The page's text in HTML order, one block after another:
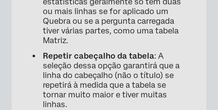
ou mais linhas se for aplicado um
Quebra ou se a pergunta carregada
tiver várias partes, como uma tabela
Matriz.
Repetir cabeçalho da tabela: A
seleção dessa opção garantirá que a
linha do cabeçalho (não o título) se
repetirá à medida que a tabela se
tornar muito maior e tiver muitas
linhas.